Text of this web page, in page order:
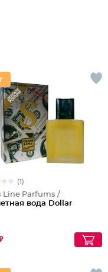
(1)
Line Parfums /
вода Dollar